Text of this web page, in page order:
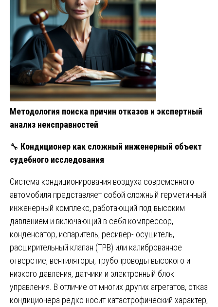
Методология поиска причин отказов и экспертный
анализ неисправностей
🔧 Кондиционер как сложный инженерный объект
судебного исследования
Система кондиционирования воздуха современного
автомобиля представляет собой сложный герметичный
инженерный комплекс, работающий под высоким
давлением и включающий в себя компрессор,
конденсатор, испаритель, ресивер- осушитель,
расширительный клапан (ТРВ) или калиброванное
отверстие, вентиляторы, трубопроводы высокого и
низкого давления, датчики и электронный блок
управления. В отличие от многих других агрегатов, отказ
кондиционера редко носит катастрофический характер,